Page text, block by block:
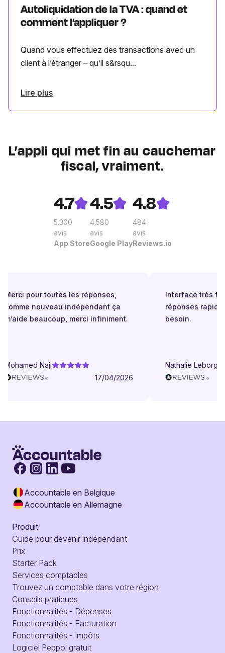
Autoliquidation de la TVA : quand et
comment l’appliquer ?
Quand vous effectuez des transactions avec un
client à l’étranger – qu’il s&rsqu...
Lire plus
L’appli qui met fin au cauchemar
fiscal, vraiment.
4.7
5.300
avis
App Store
4.5
4.580
avis
Google Play
4.8
484
avis
Reviews.io
Merci pour toutes les réponses,
comme nouveau indépendant ça
m’aide beaucoup, merci infiniment.
Mohamed Naji
17/04/2026
Interface très
réponses
besoin.
Nathalie Leborgne
Accountable en Belgique
Accountable en Allemagne
Produit
Guide pour devenir indépendant
Prix
Starter Pack
Services comptables
Trouvez un comptable dans votre région
Conseils pratiques
Fonctionnalités - Dépenses
Fonctionnalités - Facturation
Fonctionnalités - Impôts
Logiciel Peppol gratuit